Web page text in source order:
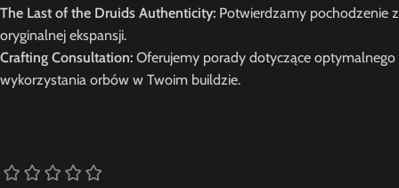
The Last of the Druids Authenticity: Potwierdzamy pochodzenie z
oryginalnej ekspansji.
Crafting Consultation: Oferujemy porady dotyczące optymalnego
wykorzystania orbów w Twoim buildzie.